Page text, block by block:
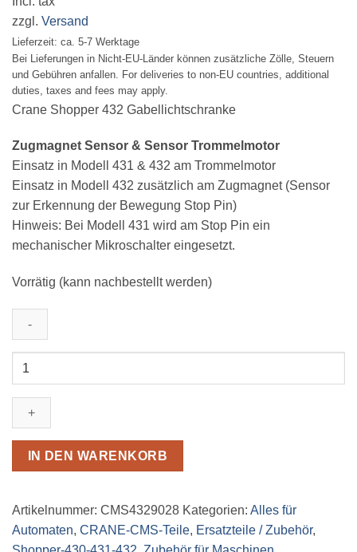
zzgl. Versand
Lieferzeit: ca. 5-7 Werktage
Bei Lieferungen in Nicht-EU-Länder können zusätzliche Zölle, Steuern
und Gebühren anfallen. For deliveries to non-EU countries, additional
duties, taxes and fees may apply.
Crane Shopper 432 Gabellichtschranke
Zugmagnet Sensor & Sensor Trommelmotor
Einsatz in Modell 431 & 432 am Trommelmotor
Einsatz in Modell 432 zusätzlich am Zugmagnet (Sensor
zur Erkennung der Bewegung Stop Pin)
Hinweis: Bei Modell 431 wird am Stop Pin ein
mechanischer Mikroschalter eingesetzt.
Vorrätig (kann nachbestellt werden)
Crane
432
Gabellichtschranke
IN DEN WARENKORB
Artikelnummer: CMS4329028 Kategorien: Alles für
Automaten, CRANE-CMS-Teile, Ersatzteile / Zubehör,